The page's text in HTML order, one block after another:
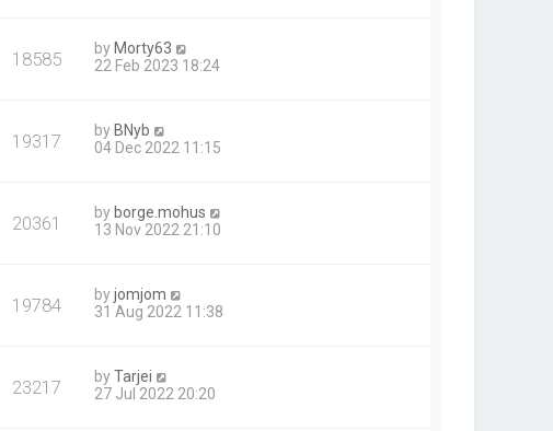
18585 by Morty63
22 Feb 2023 18:24
19317 by BNyb
04 Dec 2022 11:15
20361 by borge.mohus
13 Nov 2022 21:10
19784 byjomjom
31 Aug 2022 11:38
23217 byTarjei
27 Jul 2022 20:20